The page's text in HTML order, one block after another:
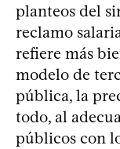
planteos del
reclamo
refiere más
modelo de
pública, la
todo, al
públicos con